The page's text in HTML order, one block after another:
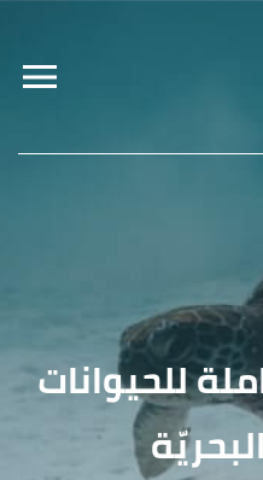
للحيوانات